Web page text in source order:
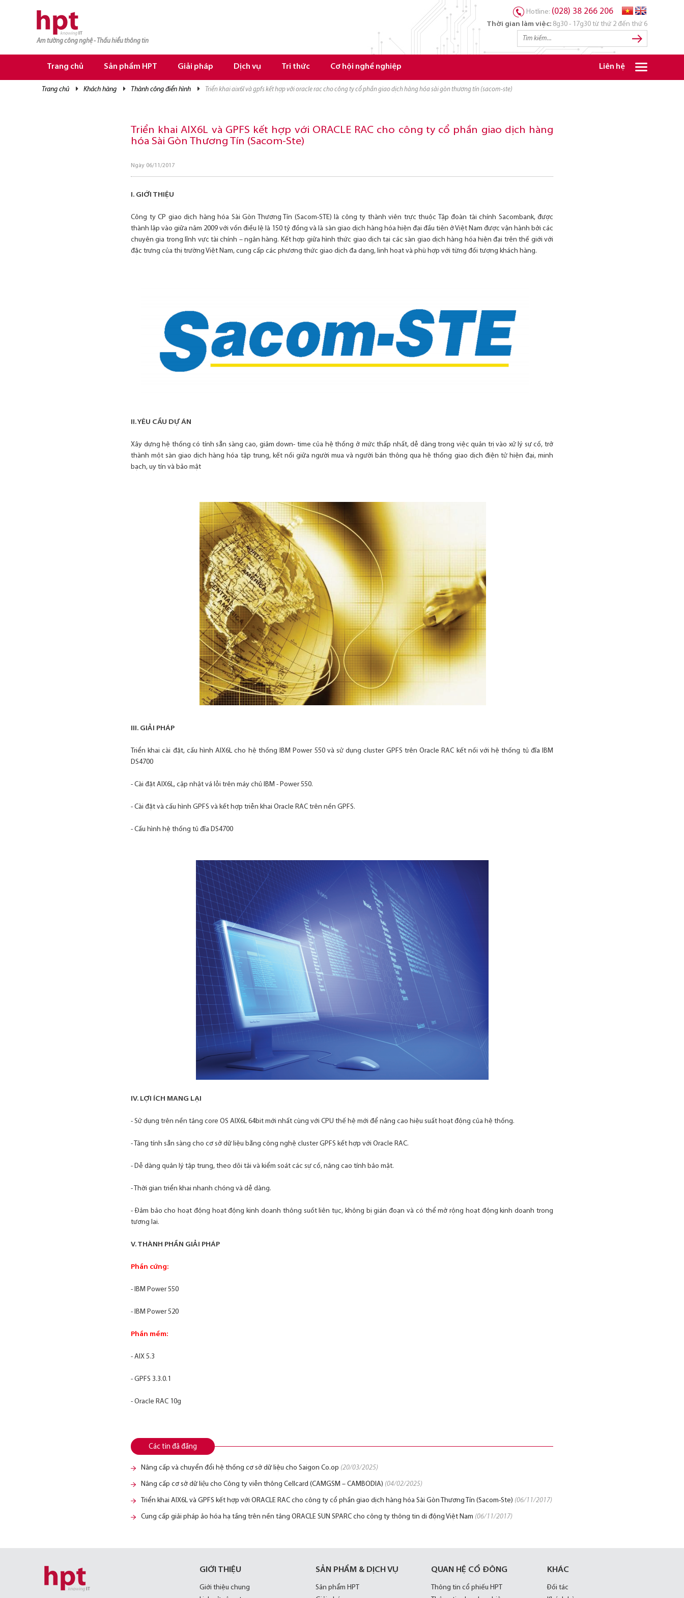
Am tường công nghệ - Thấu hiểu thông tin
Hotline: (028) 38 266 206
Thời gian làm việc: 8g30 - 17g30 từ thứ 2 đến thứ 6
Trang chủ Sản phẩm HPT Giải pháp Dịch vụ Tri thức Cơ hội nghề nghiệp Liên hệ
trang chủ khách hàng thành công điển hình triển khai aix6l và gpfs kết hợp với oracle rac cho công ty cổ phần giao dịch hàng hóa sài gòn thương tín (sacom-ste)
Triển khai AIX6L và GPFS kết hợp với ORACLE RAC cho công ty cổ phần giao dịch hàng
hóa Sài Gòn Thương Tín (Sacom-Ste)
Ngày 06/11/2017
I. GIỚI THIỆU
Công ty CP giao dịch hàng hóa Sài Gòn Thương Tín (Sacom-STE) là công ty thành viên trực thuộc Tập đoàn tài chính Sacombank, được
thành lập vào giữa năm 2009 với vốn điều lệ là 150 tỷ đồng và là sàn giao dịch hàng hóa hiện đại đầu tiên ở Việt Nam được vận hành bởi các
chuyên gia trong lĩnh vực tài chính – ngân hàng. Kết hợp giữa hình thức giao dịch tại các sàn giao dịch hàng hóa hiện đại trên thế giới với
đặc trưng của thị trường Việt Nam, cung cấp các phương thức giao dịch đa dạng, linh hoạt và phù hợp với từng đối tượng khách hàng.
II. YÊU CẦU DỰ ÁN
Xây dựng hệ thống có tính sẵn sàng cao, giảm down- time của hệ thống ở mức thấp nhất, dễ dàng trong việc quản trị vào xử lý sự cố, trở
thành một sàn giao dịch hàng hóa tập trung, kết nối giữa người mua và người bán thông qua hệ thống giao dịch điện tử hiện đại, minh
bạch, uy tín và bảo mật
III. GIẢI PHÁP
Triển khai cài đặt, cấu hình AIX6L cho hệ thống IBM Power 550 và sử dụng cluster GPFS trên Oracle RAC kết nối với hệ thống tủ đĩa IBM
DS4700
- Cài đặt AIX6L, cập nhật vá lỗi trên máy chủ IBM - Power 550.
- Cài đặt và cấu hình GPFS và kết hợp triễn khai Oracle RAC trên nền GPFS.
- Cấu hình hệ thống tủ đĩa DS4700
IV. LỢI ÍCH MANG LẠI
- Sử dụng trên nền tảng core OS AIX6L 64bit mới nhất cùng với CPU thế hệ mới để nâng cao hiệu suất hoạt động của hệ thống.
- Tăng tính sẵn sàng cho cơ sở dữ liệu bằng công nghệ cluster GPFS kết hợp với Oracle RAC.
- Dễ dàng quản lý tập trung, theo dõi tải và kiểm soát các sự cố, nâng cao tính bảo mật.
- Thời gian triển khai nhanh chóng và dễ dàng.
- Đảm bảo cho hoạt động hoạt động kinh doanh thông suốt liên tục, không bị gián đoạn và có thể mở rộng hoạt động kinh doanh trong
tương lai.
V. THÀNH PHẦN GIẢI PHÁP
Phần cứng:
- IBM Power 550
- IBM Power 520
Phần mềm:
- AIX 5.3
- GPFS 3.3.0.1
- Oracle RAC 10g
Các tin đã đăng
Nâng cấp và chuyển đổi hệ thống cơ sở dữ liệu cho Saigon Co.op (20/03/2025)
Nâng cấp cơ sở dữ liệu cho Công ty viễn thông Cellcard (CAMGSM – CAMBODIA) (04/02/2025)
Triển khai AIX6L và GPFS kết hợp với ORACLE RAC cho công ty cổ phần giao dịch hàng hóa Sài Gòn Thương Tín (Sacom-Ste) (06/11/2017)
Cung cấp giải pháp ảo hóa hạ tầng trên nền tảng ORACLE SUN SPARC cho công ty thông tin di động Việt Nam (06/11/2017)
GIỚI THIỆU
Giới thiệu chung
SẢN PHẨM & DỊCH VỤ
Sản phẩm HPT
QUAN HỆ CỔ ĐÔNG
Thông tin cổ phiếu HPT
KHÁC
Đối tác
TRANG CHỦ
TRANG CHỦ